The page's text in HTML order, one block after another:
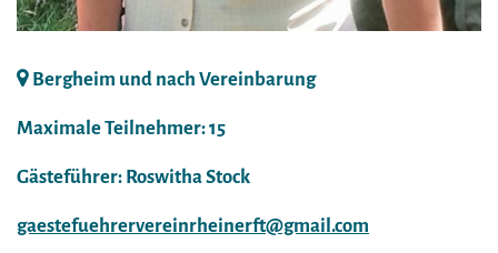
Bergheim und nach Vereinbarung
Maximale Teilnehmer: 15
Gästeführer: Roswitha Stock
gaestefuehrervereinrheinerft@gmail.com